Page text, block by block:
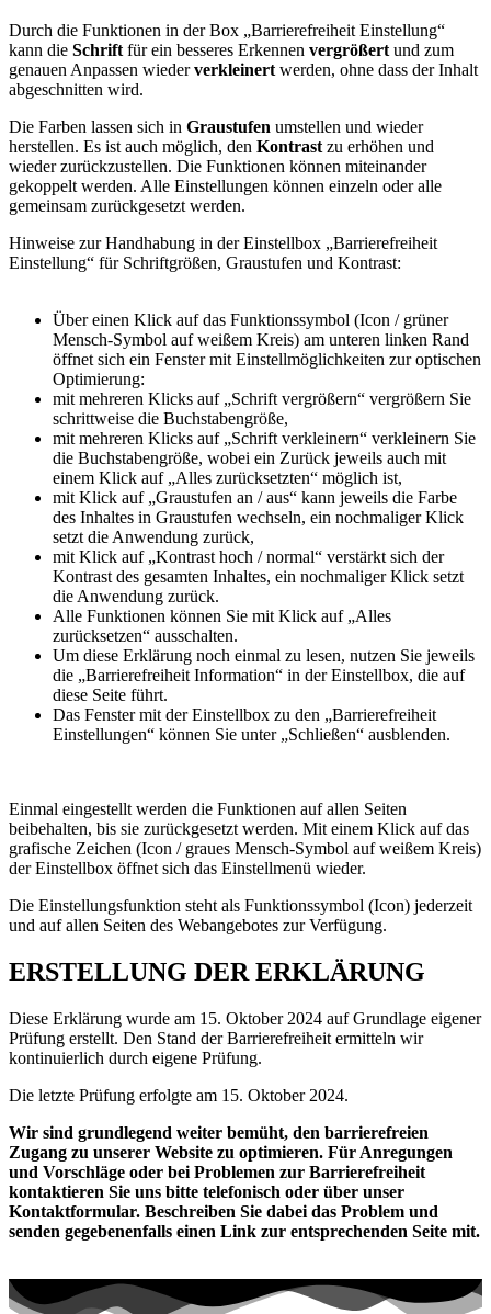
Durch die Funktionen in der Box „Barrierefreiheit Einstellung“
kann die Schrift für ein besseres Erkennen vergrößert und zum
genauen Anpassen wiederverkleinert werden, ohne dass der Inhalt
abgeschnitten wird.
Die Farben lassen sich in Graustufen umstellen und wieder
herstellen. Es ist auch möglich, den Kontrast zu erhöhen und
wieder zurückzustellen. Die Funktionen können miteinander
gekoppelt werden. Alle Einstellungen können einzeln oder alle
gemeinsam zurückgesetzt werden.
Hinweise zur Handhabung in der Einstellbox „Barrierefreiheit
Einstellung“ für Schriftgrößen, Graustufen und Kontrast:
Über einen Klick auf das Funktionssymbol (Icon / grüner
Mensch-Symbol auf weißem Kreis) am unteren linken Rand
öffnet sich ein Fenster mit Einstellmöglichkeiten zur optischen
Optimierung:
mit mehreren Klicks auf „Schrift vergrößern“ vergrößern Sie
schrittweise die Buchstabengröße,
mit mehreren Klicks auf „Schrift verkleinern“ verkleinern Sie
die Buchstabengröße, wobei ein Zurück jeweils auch mit
einem Klick auf „Alles zurücksetzten“ möglich ist,
mit Klick auf „Graustufen an / aus“ kann jeweils die Farbe
des Inhaltes in Graustufen wechseln, ein nochmaliger Klick
setzt die Anwendung zurück,
mit Klick auf „Kontrast hoch / normal“ verstärkt sich der
Kontrast des gesamten Inhaltes, ein nochmaliger Klick setzt
die Anwendung zurück.
Alle Funktionen können Sie mit Klick auf „Alles
zurücksetzen“ ausschalten.
Um diese Erklärung noch einmal zu lesen, nutzen Sie jeweils
die „Barrierefreiheit Information“ in der Einstellbox, die auf
diese Seite führt.
Das Fenster mit der Einstellbox zu den „Barrierefreiheit
Einstellungen“ können Sie unter „Schließen“ ausblenden.
Einmal eingestellt werden die Funktionen auf allen Seiten
beibehalten, bis sie zurückgesetzt werden. Mit einem Klick auf das
grafische Zeichen (Icon / graues Mensch-Symbol auf weißem Kreis)
der Einstellbox öffnet sich das Einstellmenü wieder.
Die Einstellungsfunktion steht als Funktionssymbol (Icon) jederzeit
und auf allen Seiten des Webangebotes zur Verfügung.
ERSTELLUNG DER ERKLÄRUNG
Diese Erklärung wurde am 15. Oktober 2024 auf Grundlage eigener
Prüfung erstellt. Den Stand der Barrierefreiheit ermitteln wir
kontinuierlich durch eigene Prüfung.
Die letzte Prüfung erfolgte am 15. Oktober 2024.
Wir sind grundlegend weiter bemüht, den barrierefreien
Zugang zu unserer Website zu optimieren. Für Anregungen
und Vorschläge oder bei Problemen zur Barrierefreiheit
kontaktieren Sie uns bitte telefonisch oder über unser
Kontaktformular. Beschreiben Sie dabei das Problem und
senden gegebenenfalls einen Link zur entsprechenden Seite mit.